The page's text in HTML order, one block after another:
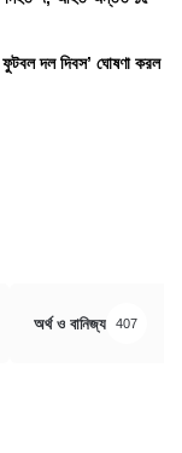
ফুটবল দল দিবস’ ঘোষণা করল
অর্থ ও বানিজ্য 407